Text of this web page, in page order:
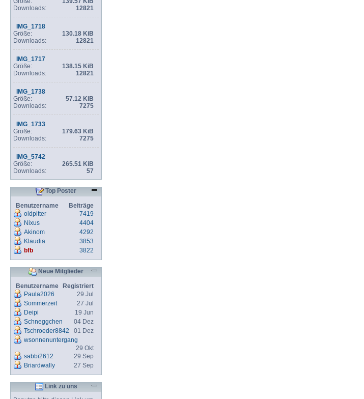
Downloads:
12821
IMG_1718
Größe:
130.18 KiB
Downloads:
12821
IMG_1717
Größe:
138.15 KiB
Downloads:
12821
IMG_1738
Größe:
57.12 KiB
Downloads:
7275
IMG_1733
Größe:
179.63 KiB
Downloads:
7275
IMG_5742
Größe:
265.51 KiB
Downloads:
57
Top Poster
Benutzername
Beiträge
oldpitter
7419
Nixus
4404
Akinom
4292
Klaudia
3853
bfb
3822
Neue Mitglieder
Benutzername
Registriert
Paula2026
29 Jul
Sommerzeit
27 Jul
Deipi
19 Jun
Schneggchen
04 Dez
Tschroeder8842
01 Dez
wsonnenuntergang
29 Okt
sabbi2612
29 Sep
Briardwally
27 Sep
Link zu uns